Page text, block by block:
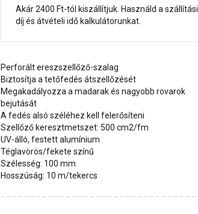
Akár 2400 Ft-tól kiszállítjuk. Használd a szállítási
díj és átvételi idő kalkulátorunkat.
Perforált ereszszellőző-szalag
Biztosítja a tetőfedés átszellőzését
Megakadályozza a madarak és nagyobb rovarok
bejutását
A fedés alsó széléhez kell felerősíteni
Szellőző keresztmetszet: 500 cm2/fm
UV-álló, festett alumínium
Téglavörös/fekete színű
Szélesség: 100 mm
Hosszúság: 10 m/tekercs